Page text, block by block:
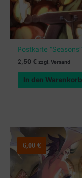
Postkarte “Seasons”
2,50€ zzgl. Versand
In den Warenkorb
6,00 €